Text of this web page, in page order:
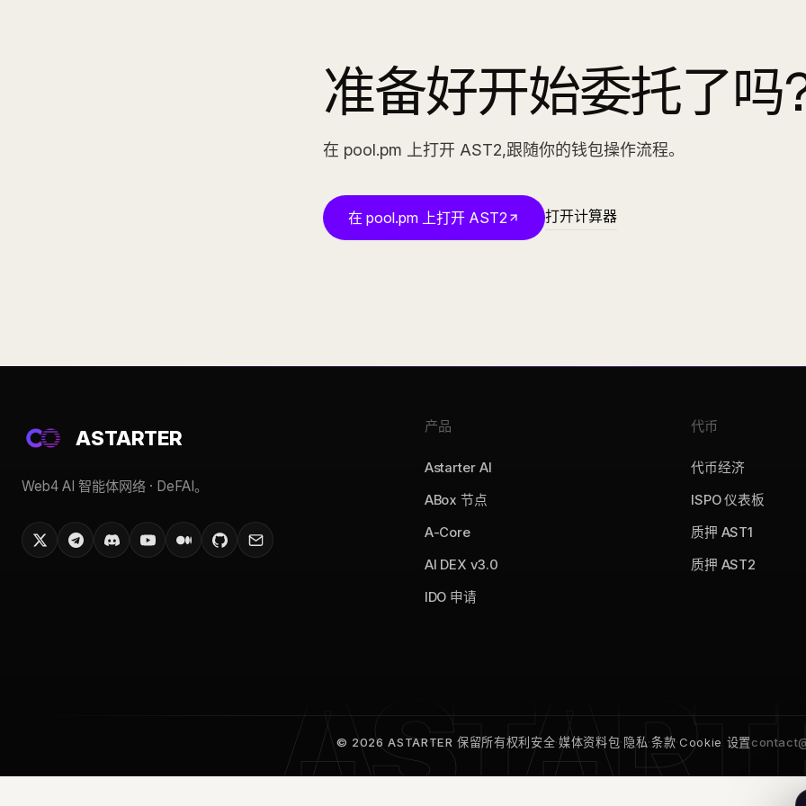
准备好开始委托了吗
在 pool.pm 上打开 AST2,跟随你的钱包操作流程。
在 pool.pm 上打开 AST2 打开计算器
ASTARTER
Web4 AI 智能体网络 · DeFAI。
产品
Astarter AI
ABox 节点
A-Core
AI DEX v3.0
IDO 申请
代币
代币经济
ISPO 仪表板
质押 AST1
质押 AST2
© 2026 ASTARTER 保留所有权利 安全·媒体资料包· 隐私·条款·Cookie 设置